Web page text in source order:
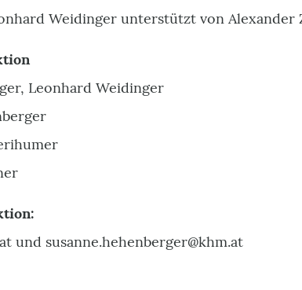
Weidinger unterstützt von Alexander
Leonhard Weidinger
und susanne.hehenberger@khm.at